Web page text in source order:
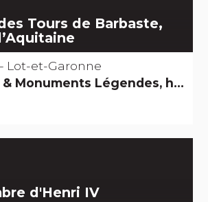
Tours de Barbaste,
Lot-et-Garonne
Légendes, histoires & Trésors Edifices remarquables
d'Henri IV